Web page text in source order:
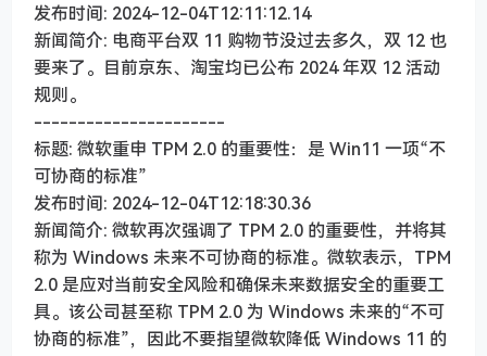
发布时间: 2024-12-04T12:11:12.14
新闻简介: 电商平台双 11 购物节没过去多久，双 12 也
要来了。目前京东、淘宝均已公布 2024 年双 12 活动
规则。
----------------------
标题: 微软重申 TPM 2.0 的重要性：是 Win11 一项“不
可协商的标准”
发布时间: 2024-12-04T12:18:30.36
新闻简介: 微软再次强调了 TPM 2.0 的重要性，并将其
称为 Windows 未来不可协商的标准。微软表示，TPM
2.0 是应对当前安全风险和确保未来数据安全的重要工
具。该公司甚至称 TPM 2.0 为 Windows 未来的“不可
协商的标准”，因此不要指望微软降低 Windows 11 的